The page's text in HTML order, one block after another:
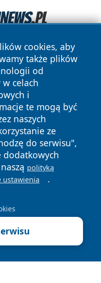
cookies, aby
także plików
od
celach
i
te mogą być
naszych
ze
do serwisu",
dodatkowych
polityką
ustawienia .
prawa
Polityka
Cookies